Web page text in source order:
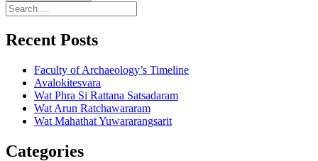
Search
for:
Recent Posts
Faculty of Archaeology’s Timeline
Avalokitesvara
Wat Phra Si Rattana Satsadaram
Wat Arun Ratchawararam
Wat Mahathat Yuwararangsarit
Categories